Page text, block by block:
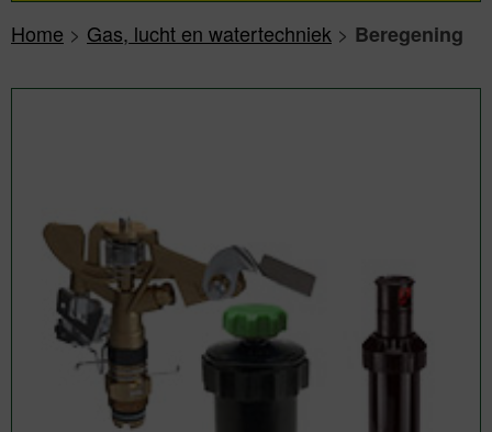
Home > Gas, lucht en watertechniek > Beregening